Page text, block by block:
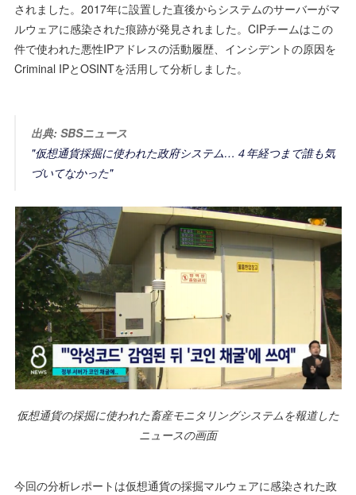
されました。2017年に設置した直後からシステムのサーバーがマ
ルウェアに感染された痕跡が発見されました。CIPチームはこの
件で使われた悪性IPアドレスの活動履歴、インシデントの原因を
Criminal IPとOSINTを活用して分析しました。
出典: SBSニュース
"仮想通貨採掘に使われた政府システム…４年経つまで誰も気
づいてなかった"
仮想通貨の採掘に使われた畜産モニタリングシステムを報道した
ニュースの画面
今回の分析レポートは仮想通貨の採掘マルウェアに感染された政